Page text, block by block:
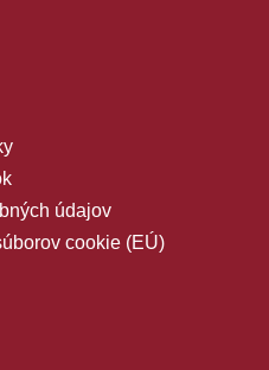
údajov
cookie (EÚ)